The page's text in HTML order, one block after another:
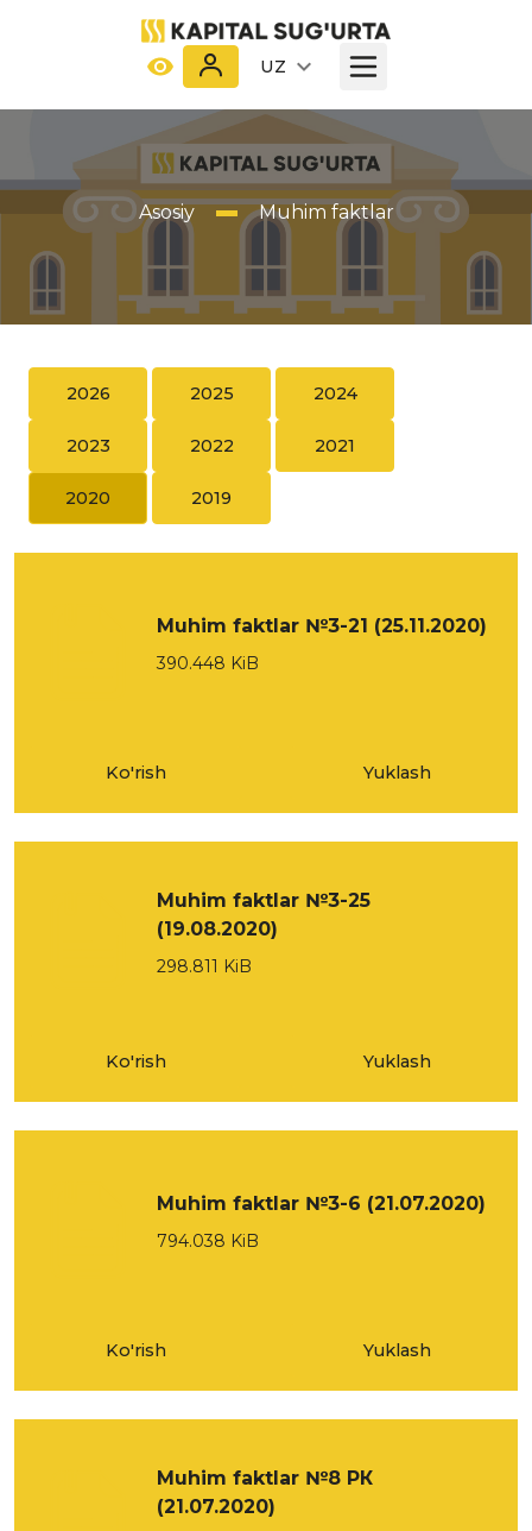
UZ
Asosiy Muhim faktlar
2026 2025 2024
2023 2022 2021
2020 2019
Muhim faktlar №3-21 (25.11.2020)
390.448 KiB
Ko'rish Yuklash
Muhim faktlar №3-25
(19.08.2020)
298.811 KiB
Ko'rish Yuklash
Muhim faktlar №3-6 (21.07.2020)
794.038 KiB
Ko'rish Yuklash
Muhim faktlar №8 РК
(21.07.2020)